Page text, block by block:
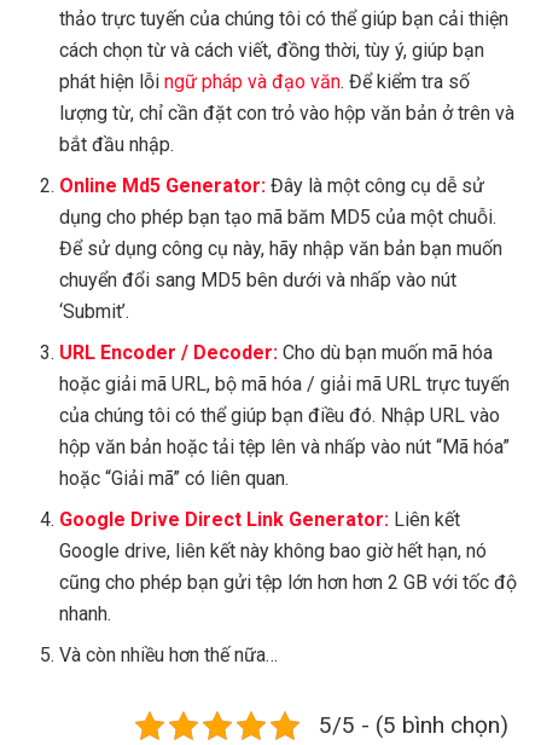
thảo trực tuyến của chúng tôi có thể giúp bạn cải thiện
cách chọn từ và cách viết, đồng thời, tùy ý, giúp bạn
phát hiện lỗi ngữ pháp và đạo văn. Để kiểm tra số
lượng từ, chỉ cần đặt con trỏ vào hộp văn bản ở trên và
bắt đầu nhập.
Online Md5 Generator: Đây là một công cụ dễ sử
dụng cho phép bạn tạo mã băm MD5 của một chuỗi.
Để sử dụng công cụ này, hãy nhập văn bản bạn muốn
chuyển đổi sang MD5 bên dưới và nhấp vào nút
‘Submit’.
URL Encoder / Decoder: Cho dù bạn muốn mã hóa
hoặc giải mã URL, bộ mã hóa / giải mã URL trực tuyến
của chúng tôi có thể giúp bạn điều đó. Nhập URL vào
hộp văn bản hoặc tải tệp lên và nhấp vào nút “Mã hóa”
hoặc “Giải mã” có liên quan.
Google Drive Direct Link Generator: Liên kết
Google drive, liên kết này không bao giờ hết hạn, nó
cũng cho phép bạn gửi tệp lớn hơn hơn 2 GB với tốc độ
nhanh.
Và còn nhiều hơn thế nữa…
5/5 - (5 bình chọn)